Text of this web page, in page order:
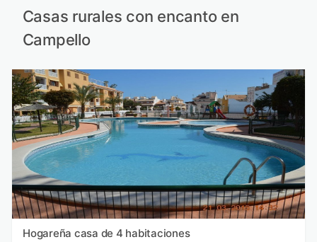
Casas rurales con encanto en
Campello
Hogareña casa de 4 habitaciones